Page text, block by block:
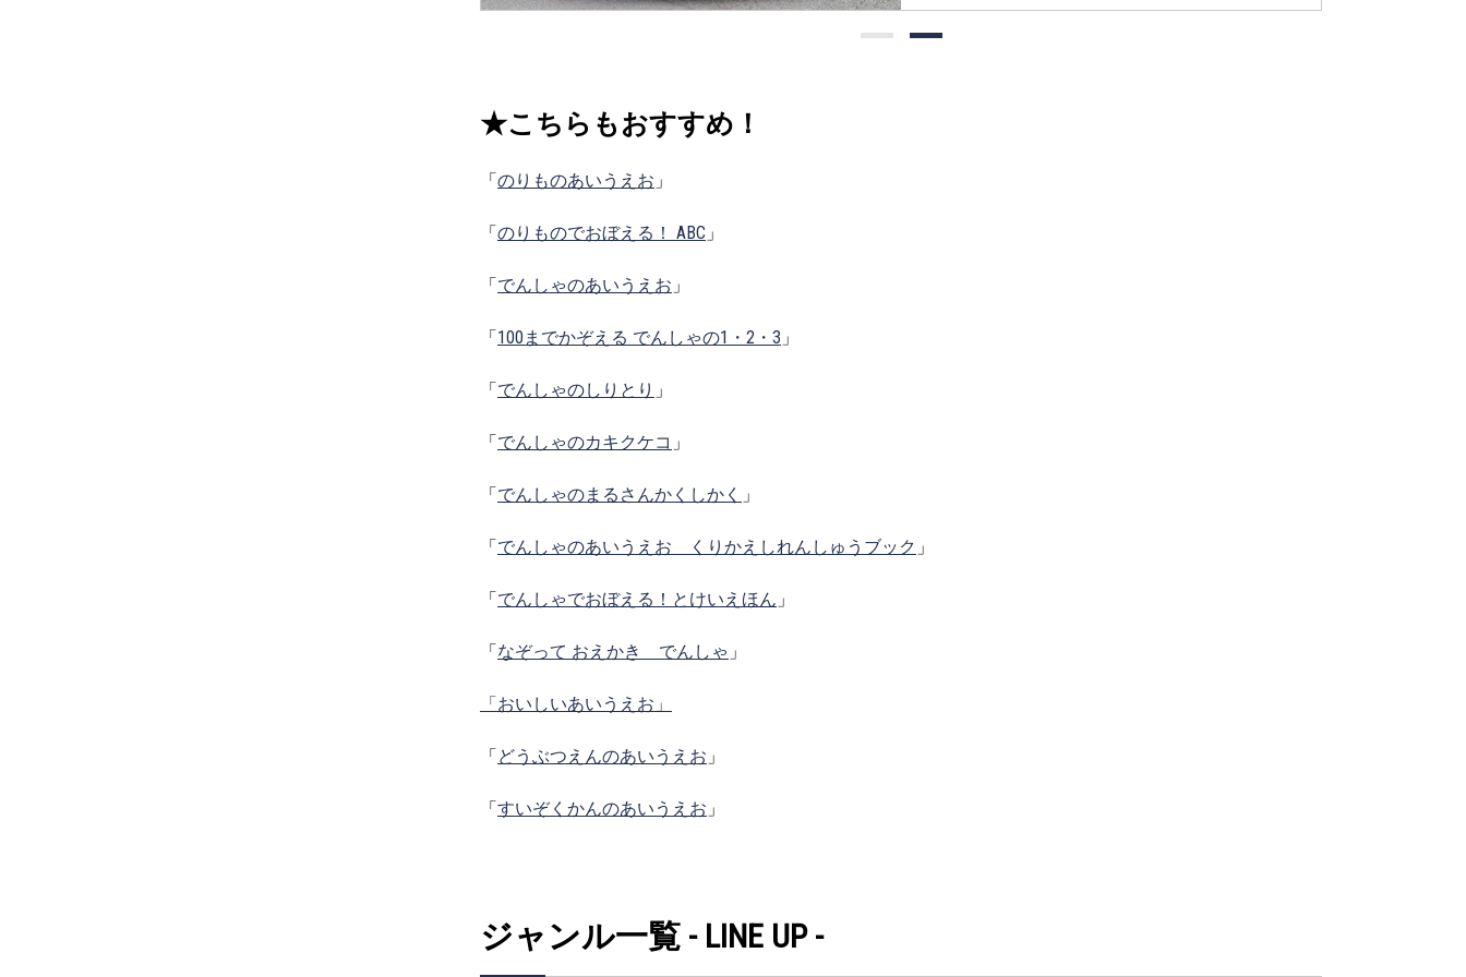
★こちらもおすすめ！
「のりものあいうえお 」
「のりものでおぼえる！ ABC 」
「でんしゃのあいうえお 」
「100までかぞえる でんしゃの1・2・3 」
「でんしゃのしりとり 」
「でんしゃのカキクケコ 」
「でんしゃのまるさんかくしかく 」
「でんしゃのあいうえお くりかえしれんしゅうブック 」
「でんしゃでおぼえる！とけいえほん 」
「なぞって おえかき でんしゃ 」
「おいしいあいうえお」
「どうぶつえんのあいうえお 」
「すいぞくかんのあいうえお 」
ジャンル一覧 - LINE UP -